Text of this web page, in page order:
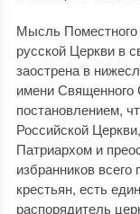
Мысль
русской Церкви в
заострена в
имени Священного
постановлением,
Российской
Патриархом и
избранников
крестьян, есть
распорядитель